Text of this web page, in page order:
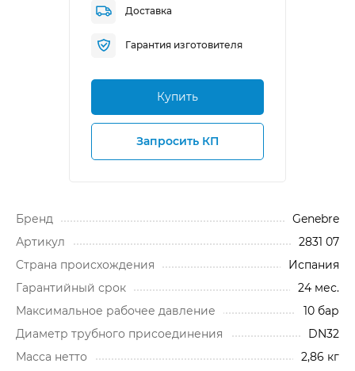
Бренд
Genebre
Артикул
2831 07
Cтрана происхождения
Испания
Гарантийный срок
24 мес.
Максимальное рабочее давление
10 бар
Диаметр трубного присоединения
DN32
Масса нетто
2,86 кг
Доставка
Гарантия изготовителя
Купить
Запросить КП